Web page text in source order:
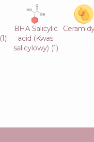
(1)
BHA Salicylic
acid (Kwas
salicylowy) (1)